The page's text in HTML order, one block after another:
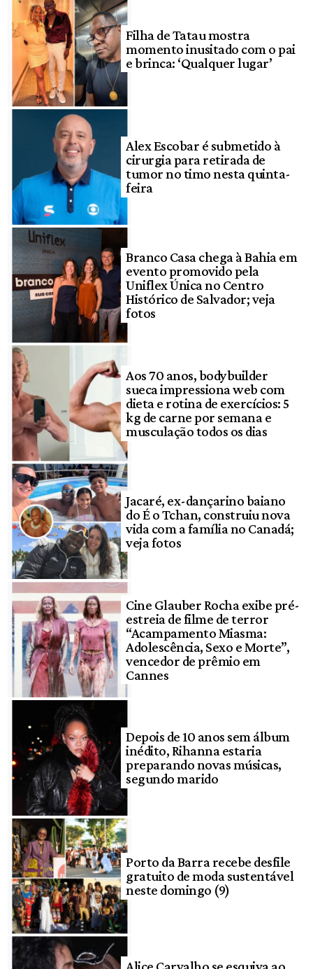
Filha de Tatau mostra
momento inusitado com o pai
e brinca: ‘Qualquer lugar’
Alex Escobar é submetido à
cirurgia para retirada de
tumor no timo nesta quinta-
feira
Branco Casa chega à Bahia em
evento promovido pela
Uniflex Única no Centro
Histórico de Salvador; veja
fotos
Aos 70 anos, bodybuilder
sueca impressiona web com
dieta e rotina de exercícios: 5
kg de carne por semana e
musculação todos os dias
Jacaré, ex-dançarino baiano
do É o Tchan, construiu nova
vida com a família no Canadá;
veja fotos
Cine Glauber Rocha exibe pré-
estreia de filme de terror
“Acampamento Miasma:
Adolescência, Sexo e Morte”,
vencedor de prêmio em
Cannes
Depois de 10 anos sem álbum
inédito, Rihanna estaria
preparando novas músicas,
segundo marido
Porto da Barra recebe desfile
gratuito de moda sustentável
neste domingo (9)